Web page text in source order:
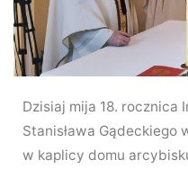
Dzisiaj mija 18. rocznica
Stanisława Gądeckiego
w kaplicy domu